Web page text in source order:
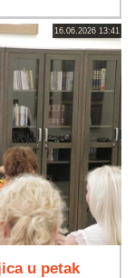
16.06.2026 13:41
u petak